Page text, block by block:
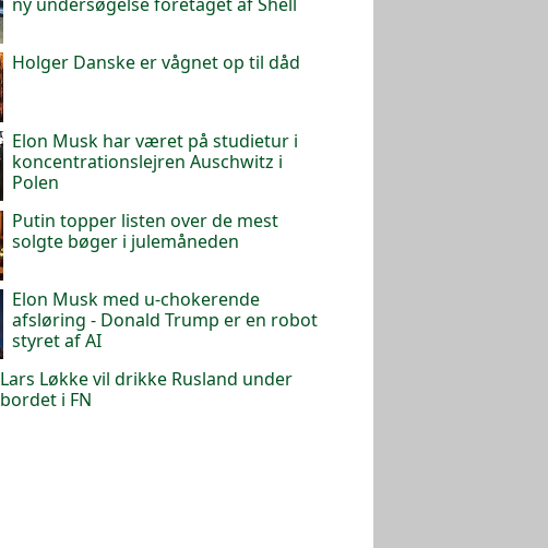
Holger Danske er vågnet op til dåd
Elon Musk har været på studietur i
koncentrationslejren Auschwitz i
Polen
Putin topper listen over de mest
solgte bøger i julemåneden
Elon Musk med u-chokerende
afsløring - Donald Trump er en robot
styret af AI
Lars Løkke vil drikke Rusland under
bordet i FN